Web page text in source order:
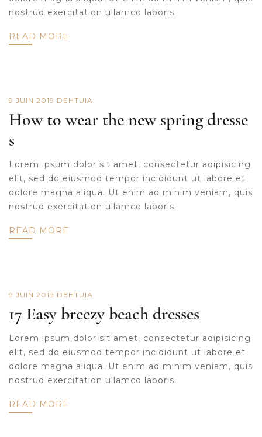
nostrud exercitation ullamco laboris.
READ MORE
9 JUIN 2019 DE HTUIA
How to wear the new spring dresse
s
Lorem ipsum dolor sit amet, consectetur adipisicing
elit, sed do eiusmod tempor incididunt ut labore et
dolore magna aliqua. Ut enim ad minim veniam, quis
nostrud exercitation ullamco laboris.
READ MORE
9 JUIN 2019 DE HTUIA
17 Easy breezy beach dresses
Lorem ipsum dolor sit amet, consectetur adipisicing
elit, sed do eiusmod tempor incididunt ut labore et
dolore magna aliqua. Ut enim ad minim veniam, quis
nostrud exercitation ullamco laboris.
READ MORE